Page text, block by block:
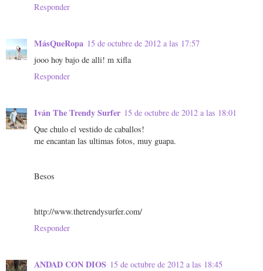
Responder
MásQueRopa 15 de octubre de 2012 a las 17:57
jooo hoy bajo de alli! m xifla
Responder
Iván The Trendy Surfer 15 de octubre de 2012 a las 18:01
Que chulo el vestido de caballos!
me encantan las ultimas fotos, muy guapa.
Besos
http://www.thetrendysurfer.com/
Responder
ANDAD CON DIOS 15 de octubre de 2012 a las 18:45